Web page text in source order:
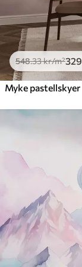
548.33kr/m²329